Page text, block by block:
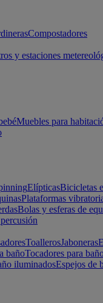
Compostadores
y estaciones
Muebles para
ElípticasBicicletas
Plataformas
Bolas y esferas de
ToallerosJaboneras
bañoTocadores para
iluminadosEspejos de